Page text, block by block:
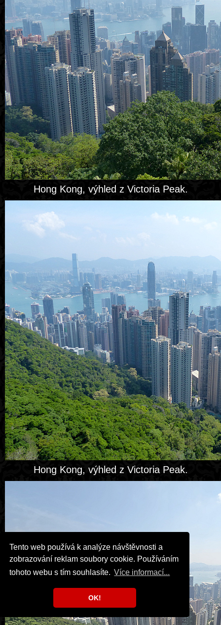
Tento web používá k analýze návštěvnosti a
zobrazování reklam soubory cookie. Používáním
tohoto webu s tím souhlasíte. Více informací...
OK!
Hong Kong, výhled z Victoria Peak.
Hong Kong, výhled z Victoria Peak.